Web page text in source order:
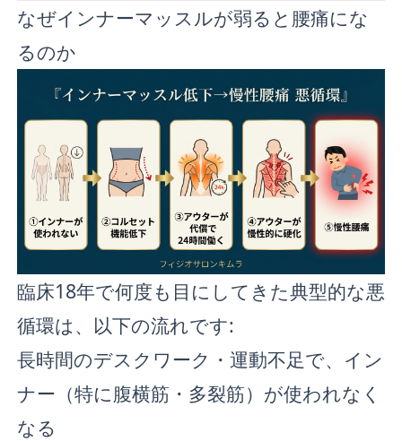
なぜインナーマッスルが弱ると腰痛にな
るのか
臨床18年で何度も目にしてきた典型的な悪
循環は、以下の流れです:
長時間のデスクワーク・運動不足で、イン
ナー（特に腹横筋・多裂筋）が使われなく
なる